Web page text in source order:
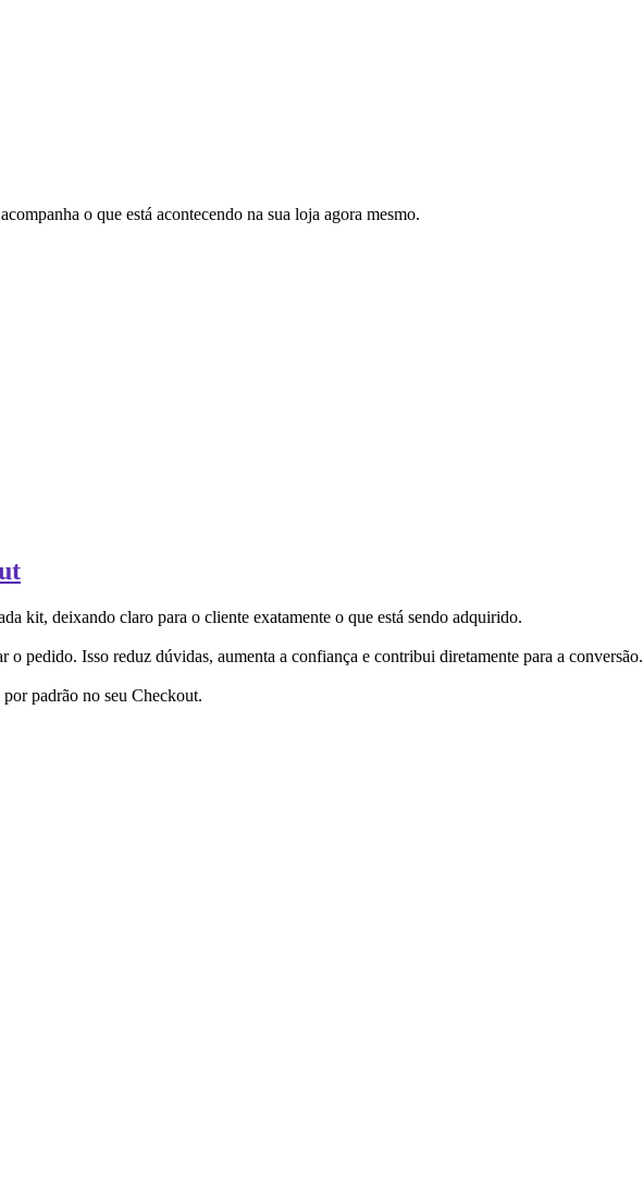
o que está acontecendo na sua loja agora mesmo.
kit, deixando claro para o cliente exatamente o que está sendo adquirido.
pedido. Isso reduz dúvidas, aumenta a confiança e contribui diretamente para a conversão.
padrão no seu Checkout.